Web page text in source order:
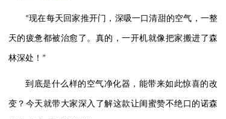
“现在每天回家推开门，深吸一口清甜的空气，一整
天的疲惫都被治愈了。真的，一开机就像把家搬进了森
林深处！”
到底是什么样的空气净化器，能带来如此惊喜的改
变？今天就带大家深入了解这款让闺蜜赞不绝口的诺森